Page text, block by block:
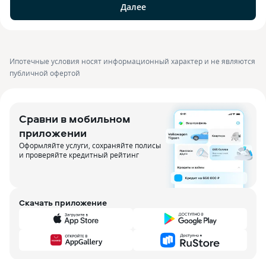
Далее
Ипотечные условия носят информационный характер и не являются
публичной офертой
Сравни в мобильном
приложении
Оформляйте услуги, сохраняйте полисы
и проверяйте кредитный рейтинг
Скачать приложение